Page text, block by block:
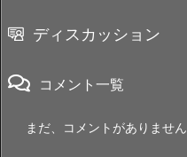
ディスカッション
コメント一覧
まだ、コメントがありません